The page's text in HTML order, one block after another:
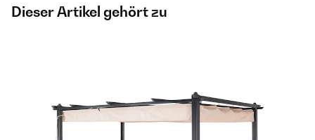
Dieser Artikel gehört zu